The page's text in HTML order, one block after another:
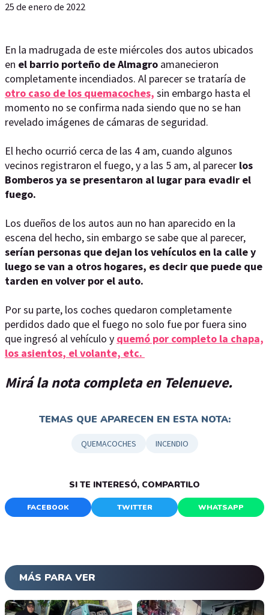
25 de enero de 2022
En la madrugada de este miércoles dos autos ubicados
en el barrio porteño de Almagro amanecieron
completamente incendiados. Al parecer se trataría de
otro caso de los quemacoches, sin embargo hasta el
momento no se confirma nada siendo que no se han
revelado imágenes de cámaras de seguridad.
El hecho ocurrió cerca de las 4 am, cuando algunos
vecinos registraron el fuego, y a las 5 am, al parecer los
Bomberos ya se presentaron al lugar para evadir el
fuego.
Los dueños de los autos aun no han aparecido en la
escena del hecho, sin embargo se sabe que al parecer,
serían personas que dejan los vehículos en la calle y
luego se van a otros hogares, es decir que puede que
tarden en volver por el auto.
Por su parte, los coches quedaron completamente
perdidos dado que el fuego no solo fue por fuera sino
que ingresó al vehículo y quemó por completo la chapa,
los asientos, el volante, etc.
Mirá la nota completa en Telenueve.
TEMAS QUE APARECEN EN ESTA NOTA:
QUEMACOCHES INCENDIO
SI TE INTERESÓ, COMPARTILO
FACEBOOK TWITTER WHATSAPP
MÁS PARA VER